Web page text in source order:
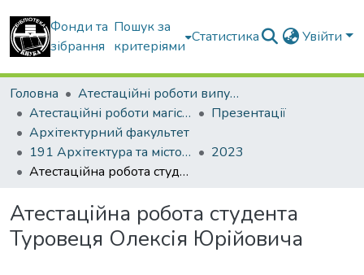
Фонди та
зібрання
Пошук за
критеріями
Статистика Увійти
Головна
Атестаційні роботи випускників
Атестаційні роботи магістрів
Презентації
Архітектурний факультет
191 Архітектура та містобудування. Містобудування. Архітектурно-містобудівне проектування
2023
Атестаційна робота студента Туровеця Олексія Юрійовича
Атестаційна робота студента
Туровеця Олексія Юрійовича